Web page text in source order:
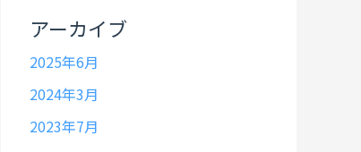
アーカイブ
2025年6月
2024年3月
2023年7月